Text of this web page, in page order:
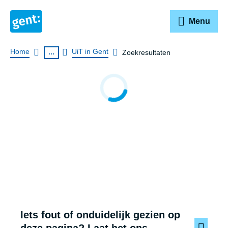
Menu
Breadcrumb
Home ... UiT in Gent Zoekresultaten
Zoekresultaten
Iets fout of onduidelijk gezien op